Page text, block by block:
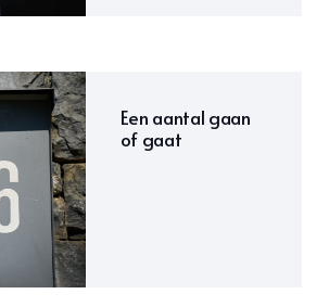
Een aantal gaan
of gaat